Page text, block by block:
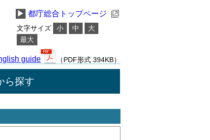
▶ 都庁総合トップページ
文字サイズ 小 中
大
最大
guide （PDF形式 394KB）
ら探す